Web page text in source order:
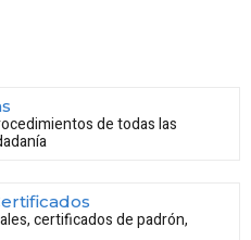
de todas las
certificados de padrón,